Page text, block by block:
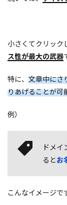
小さくてクリック
ス性が最大の武器
特に、 文章中にさ
りあげることが可
例）
ドメイ
ると お
こんなイメージで